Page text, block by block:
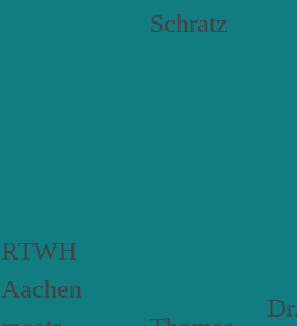
RTWH
Aachen